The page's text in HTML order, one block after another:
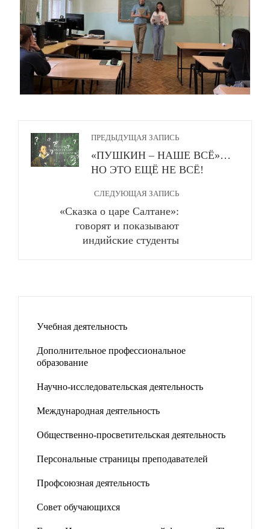
ПРЕДЫДУЩАЯ ЗАПИСЬ
«ПУШКИН – НАШЕ ВСЁ»…
НО ЭТО ЕЩЁ НЕ ВСЁ!
СЛЕДУЮЩАЯ ЗАПИСЬ
«Сказка о царе Салтане»:
говорят и показывают
индийские студенты
Учебная деятельность
Дополнительное профессиональное
образование
Научно-исследовательская деятельность
Международная деятельность
Общественно-просветительская деятельность
Персональные страницы преподавателей
Профсоюзная деятельность
Совет обучающихся